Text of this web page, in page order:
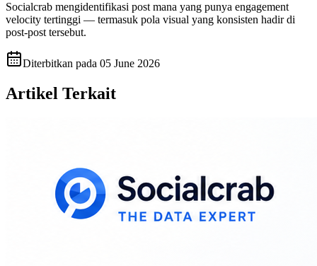
Socialcrab mengidentifikasi post mana yang punya engagement
velocity tertinggi — termasuk pola visual yang konsisten hadir di
post-post tersebut.
Diterbitkan pada 05 June 2026
Artikel Terkait